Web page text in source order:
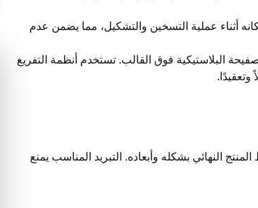
أثناء عملية التسخين والتشكيل، مما يضمن عدم
البلاستيكية فوق القالب. تستخدم أنظمة التفريغ
النهائي بشكله وأبعاده. التبريد المناسب يمنع